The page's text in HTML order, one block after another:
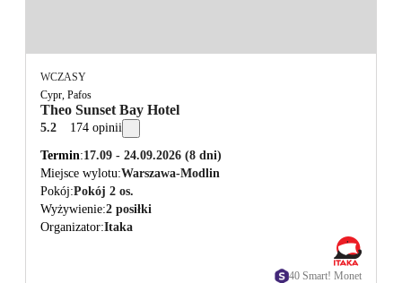
WCZASY
Cypr, Pafos
Theo Sunset Bay Hotel
5.2 174 opinii
Termin 17.09 - 24.09.2026 (8 dni)
Miejsce wylotu Warszawa-Modlin
Pokój Pokój 2 os.
Wyżywienie 2 posiłki
Organizator Itaka
40 Smart! Monet